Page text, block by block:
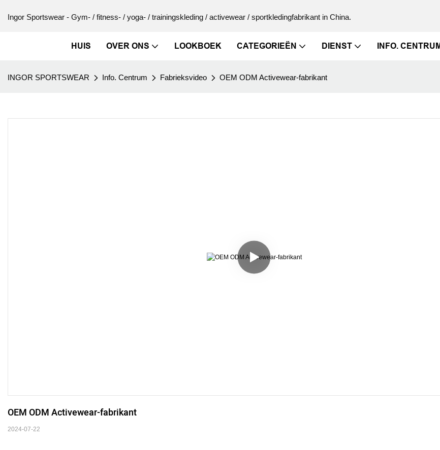
Ingor Sportswear - Gym- / fitness- / yoga- / trainingskleding / activewear / sportkledingfabrikant in China.
HUIS OVER ONS LOOKBOEK CATEGORIEËN DIENST INFO. CENTRUM
INGOR SPORTSWEAR Info. Centrum Fabrieksvideo OEM ODM Activewear-fabrikant
OEM ODM Activewear-fabrikant
2024-07-22